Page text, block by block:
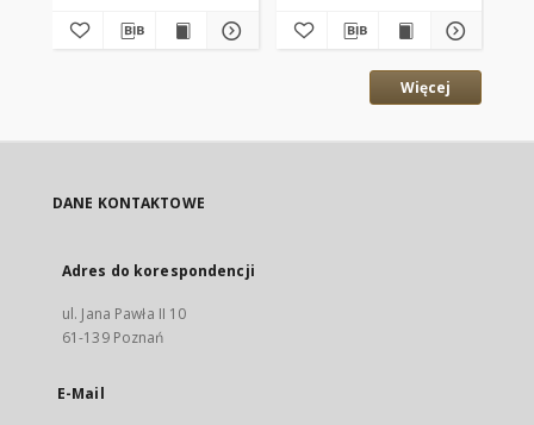
Więcej
DANE KONTAKTOWE
Adres do korespondencji
ul. Jana Pawła II 10
61-139 Poznań
E-Mail